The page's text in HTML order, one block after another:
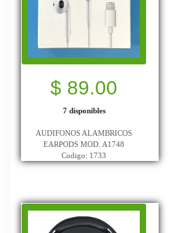
$ 89.00
7 disponibles
AUDIFONOS ALAMBRICOS
EARPODS MOD. A1748
Codigo: 1733